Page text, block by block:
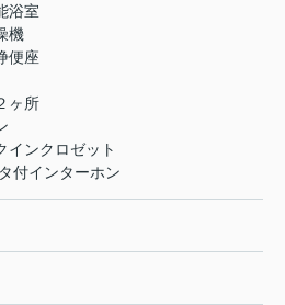
浴室
機
便座
ヶ所
インクロゼット
付インターホン